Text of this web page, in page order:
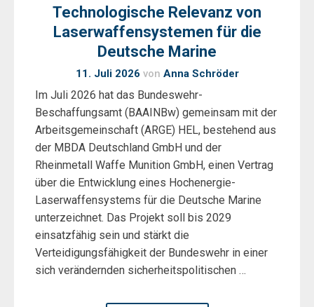
Technologische Relevanz von
Laserwaffensystemen für die
Deutsche Marine
11. Juli 2026 von Anna Schröder
Im Juli 2026 hat das Bundeswehr-
Beschaffungsamt (BAAINBw) gemeinsam mit der
Arbeitsgemeinschaft (ARGE) HEL, bestehend aus
der MBDA Deutschland GmbH und der
Rheinmetall Waffe Munition GmbH, einen Vertrag
über die Entwicklung eines Hochenergie-
Laserwaffensystems für die Deutsche Marine
unterzeichnet. Das Projekt soll bis 2029
einsatzfähig sein und stärkt die
Verteidigungsfähigkeit der Bundeswehr in einer
sich verändernden sicherheitspolitischen …